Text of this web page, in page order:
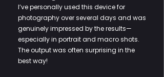
I’ve personally used this device for
photography over several days and was
genuinely impressed by the results—
especially in portrait and macro shots.
The output was often surprising in the
best way!